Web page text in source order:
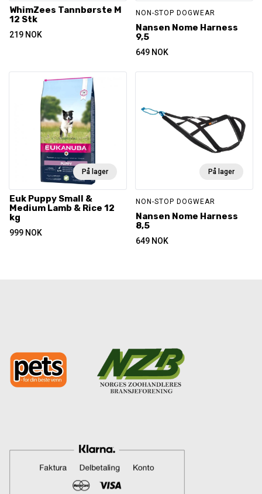
WhimZees Tannbørste M
12 Stk
219 NOK
NON-STOP DOGWEAR
Nansen Nome Harness
9,5
649 NOK
På lager
Euk Puppy Small &
Medium Lamb & Rice 12
kg
999 NOK
På lager
NON-STOP DOGWEAR
Nansen Nome Harness
8,5
649 NOK